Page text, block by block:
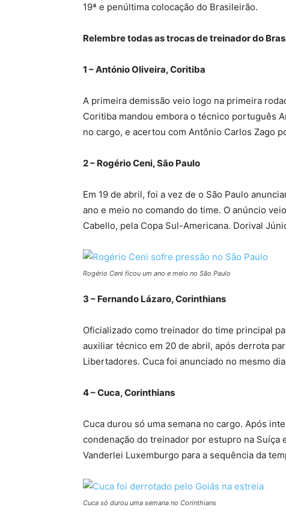
19ª e penúltima colocação do Brasileirão.
Relembre todas as trocas de treinador do
1 – António Oliveira, Coritiba
A primeira demissão veio logo na primeira
Coritiba mandou embora o técnico português
no cargo, e acertou com Antônio Carlos Zago
2 – Rogério Ceni, São Paulo
Em 19 de abril, foi a vez de o São Paulo
ano e meio no comando do time. O anúncio
Cabello, pela Copa Sul-Americana. Dorival
Rogério Ceni ficou um ano e meio no São Paulo
3 – Fernando Lázaro, Corinthians
Oficializado como treinador do time principal
auxiliar técnico em 20 de abril, após derrota
Libertadores. Cuca foi anunciado no mesmo
4 – Cuca, Corinthians
Cuca durou só uma semana no cargo. Após
condenação do treinador por estupro na Suíça
Vanderlei Luxemburgo para a sequência da
Cuca só durou uma semana no Corinthians